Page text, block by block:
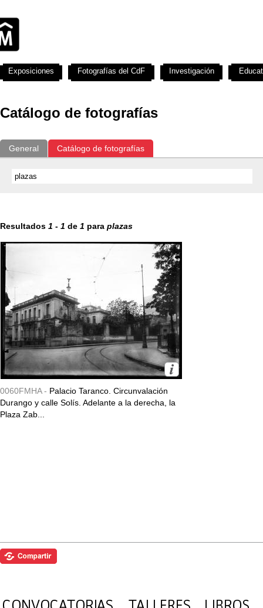
Catálogo de fotografías
General Catálogo de fotografías
Resultados 1 - 1 de 1 para plazas
0060FMHA - Palacio Taranco. Circunvalación
Durango y calle Solís. Adelante a la derecha, la
Plaza Zab...
Exposiciones Fotografías del CdF Investigación